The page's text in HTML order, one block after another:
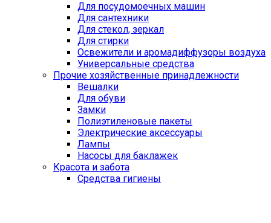
Для посудомоечных машин
Для сантехники
Для стекол, зеркал
Для стирки
Освежители и аромадиффузоры воздуха
Универсальные средства
Прочие хозяйственные принадлежности
Вешалки
Для обуви
Замки
Полиэтиленовые пакеты
Электрические аксессуары
Лампы
Насосы для баклажек
Красота и забота
Средства гигиены